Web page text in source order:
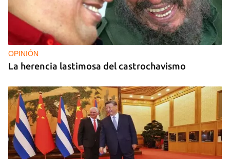
OPINIÓN
La herencia lastimosa del castrochavismo